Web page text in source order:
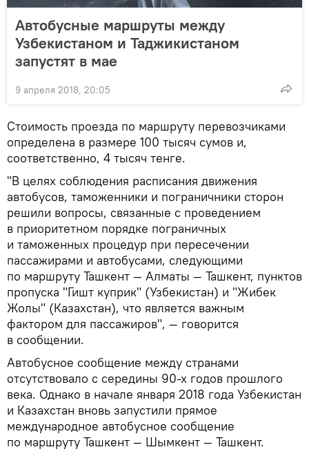
Автобусные маршруты между
Узбекистаном и Таджикистаном
запустят в мае
9 апреля 2018, 20:05
Стоимость проезда по маршруту перевозчиками
определена в размере 100 тысяч сумов и,
соответственно, 4 тысяч тенге.
"В целях соблюдения расписания движения
автобусов, таможенники и пограничники сторон
решили вопросы, связанные с проведением
в приоритетном порядке пограничных
и таможенных процедур при пересечении
пассажирами и автобусами, следующими
по маршруту Ташкент — Алматы — Ташкент, пунктов
пропуска "Гишт куприк" (Узбекистан) и "Жибек
Жолы" (Казахстан), что является важным
фактором для пассажиров", — говорится
в сообщении.
Автобусное сообщение между странами
отсутствовало с середины 90-х годов прошлого
века. Однако в начале января 2018 года Узбекистан
и Казахстан вновь запустили прямое
международное автобусное сообщение
по маршруту Ташкент — Шымкент — Ташкент.